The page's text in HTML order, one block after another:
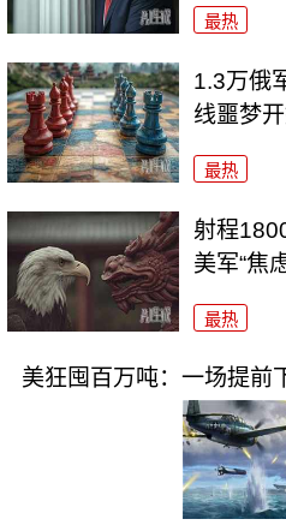
最热
1.3万俄
线噩梦
最热
射程
美军“焦
最热
美狂囤百万吨：一场提前